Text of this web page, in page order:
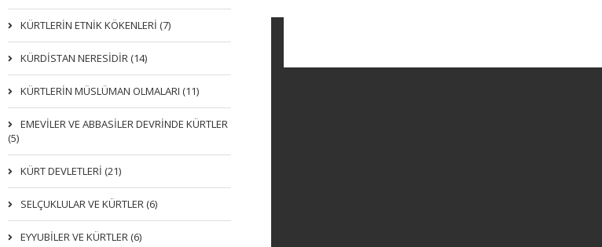
KÜRTLERIN ETNIK KÖKENLERI (7)
KÜRDİSTAN NERESİDİR (14)
KÜRTLERİN MÜSLÜMAN OLMALARI (11)
EMEVİLER VE ABBASİLER DEVRİNDE KÜRTLER
(5)
KÜRT DEVLETLERİ (21)
SELÇUKLULAR VE KÜRTLER (6)
EYYUBİLER VE KÜRTLER (6)